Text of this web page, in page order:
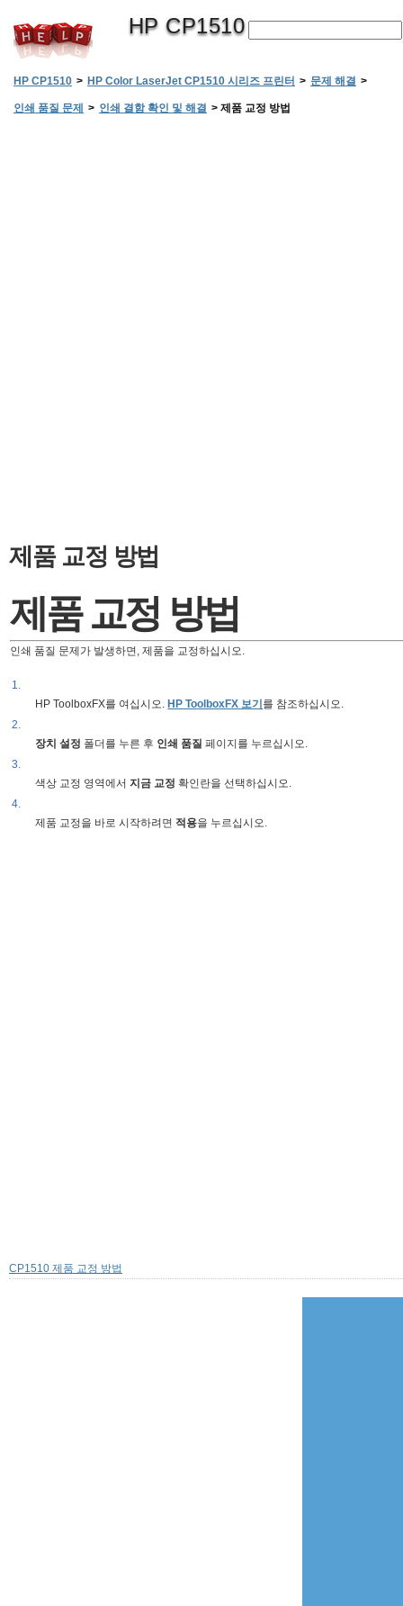
HP CP1510
HP CP1510 > HP Color LaserJet CP1510 시리즈 프린터 > 문제 해결 >
인쇄 품질 문제 > 인쇄 결함 확인 및 해결 > 제품 교정 방법
제품 교정 방법
제품 교정 방법
인쇄 품질 문제가 발생하면, 제품을 교정하십시오.
1.
HP ToolboxFX를 여십시오. HP ToolboxFX 보기 를 참조하십시오.
2.
장치 설정 폴더를 누른 후 인쇄 품질 페이지를 누르십시오.
3.
색상 교정 영역에서지금 교정 확인란을 선택하십시오.
4.
제품 교정을 바로 시작하려면 적용을 누르십시오.
CP1510 제품 교정 방법